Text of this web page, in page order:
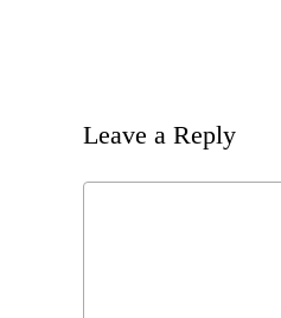
Leave a Reply